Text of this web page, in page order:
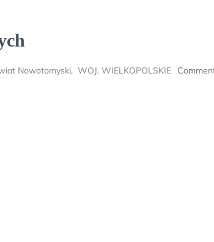
Nowotomyski, WOJ. WIELKOPOLSKIE